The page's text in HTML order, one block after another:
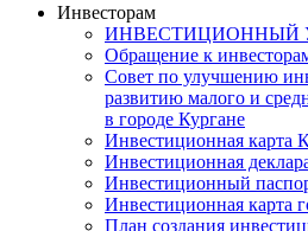
Инвесторам
ИНВЕСТИЦИОННЫЙ
Обращение к
Совет по улучшению
развитию малого и
в городе Кургане
Инвестиционная карта
Инвестиционная
Инвестиционный
Инвестиционная карта
План создания